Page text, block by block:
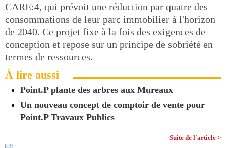
CARE:4, qui prévoit une réduction par quatre des
consommations de leur parc immobilier à l'horizon
de 2040. Ce projet fixe à la fois des exigences de
conception et repose sur un principe de sobriété en
termes de ressources.
À lire aussi
Point.P plante des arbres aux Mureaux
Un nouveau concept de comptoir de vente pour
Point.P Travaux Publics
Suite de l'article >